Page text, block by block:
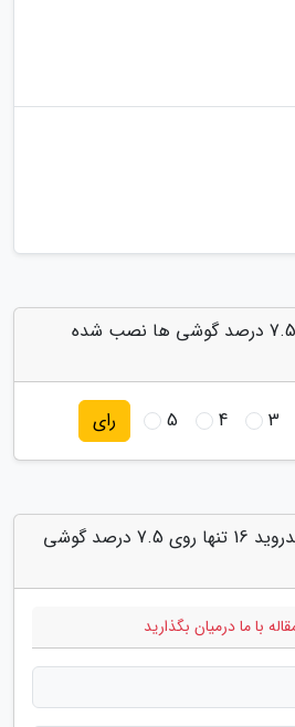
به "اندروید 16 تنها روی 7.5 درصد گوشی ها نصب شده
3
4
5 رای
دیدگاه های مرتبط با "اندروید 16 تنها روی 7.5 درصد گوشی
با ما درمیان بگذارید